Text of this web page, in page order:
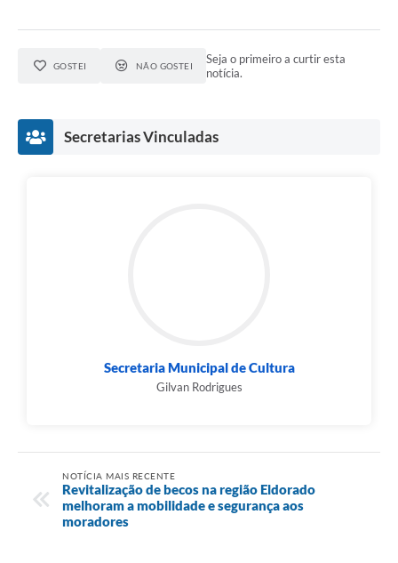
GOSTEI NÃO GOSTEI
Seja o primeiro a curtir esta
notícia.
Secretarias Vinculadas
Secretaria Municipal de Cultura
Gilvan Rodrigues
NOTÍCIA MAIS RECENTE
Revitalização de becos na região Eldorado
melhoram a mobilidade e segurança aos
moradores